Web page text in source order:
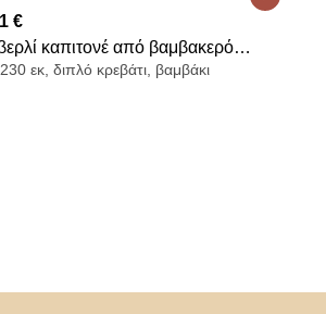
€
καπιτονέ από βαμβακερό
SONG
εκ, διπλό κρεβάτι, βαμβάκι